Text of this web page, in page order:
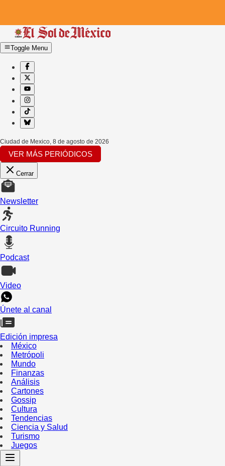
Toggle Menu
Ciudad de Mexico, 8 de agosto de 2026
VER MÁS PERIÓDICOS
Cerrar
Newsletter
Circuito Running
Podcast
Video
Únete al canal
Edición impresa
México
Metrópoli
Mundo
Finanzas
Análisis
Cartones
Gossip
Cultura
Tendencias
Ciencia y Salud
Turismo
Juegos